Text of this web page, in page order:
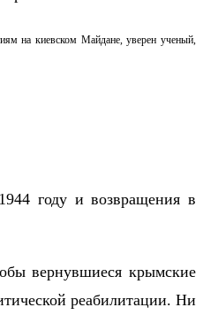
на киевском Майдане, уверен ученый,
году и возвращения в
вернувшиеся крымские
реабилитации. Ни